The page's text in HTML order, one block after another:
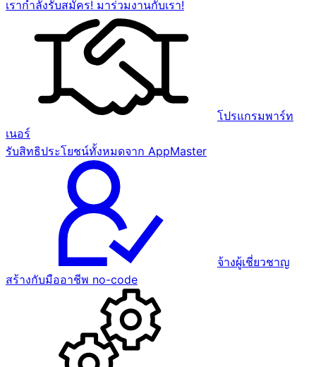
เรากำลังรับสมัคร! มาร่วมงานกับเรา!
โปรแกรมพาร์ท
เนอร์
รับสิทธิประโยชน์ทั้งหมดจาก AppMaster
จ้างผู้เชี่ยวชาญ
สร้างกับมืออาชีพ no-code